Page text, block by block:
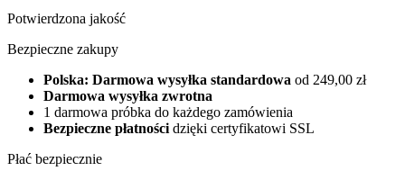
Potwierdzona jakość
Bezpieczne zakupy
Polska: Darmowa wysyłka standardowa od 249,00 zł
Darmowa wysyłka zwrotna
1 darmowa próbka do każdego zamówienia
Bezpieczne płatnościdzięki certyfikatowi SSL
Płać bezpiecznie